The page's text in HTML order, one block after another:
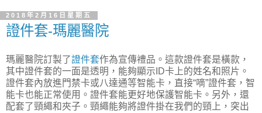
2018年2月16日星期五
證件套-瑪麗醫院
瑪麗醫院訂製了證件套作為宣傳禮品。這款證件套是橫款，
其中證件套的一面是透明，能夠顯示ID卡上的姓名和照片。
證件套內放進門禁卡或八達通等智能卡，直接“嘀”證件套，智
能卡也能正常使用。證件套能更好地保護智能卡。另外，還
配套了頸繩和夾子。頸繩能夠將證件掛在我們的頸上，突出